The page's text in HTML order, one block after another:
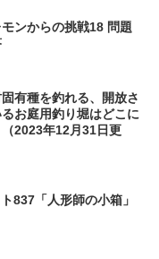
ンからの挑戦18 問題
有種を釣れる、開放さ
お庭用釣り堀はどこに
2023年12月31日更
837「人形師の小箱」